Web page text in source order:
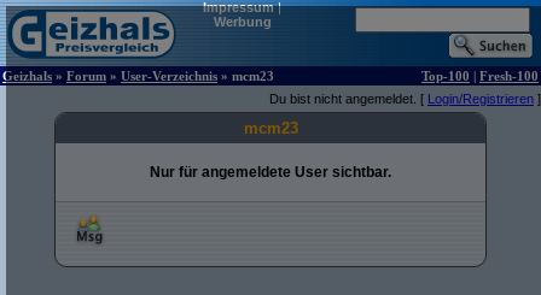
Impressum|
Werbung
Geizhals » Forum » User-Verzeichnis » mcm23 Top-100 | Fresh-100
Du bist nicht angemeldet. [ Login/Registrieren ]
mcm23
Nur für angemeldete User sichtbar.